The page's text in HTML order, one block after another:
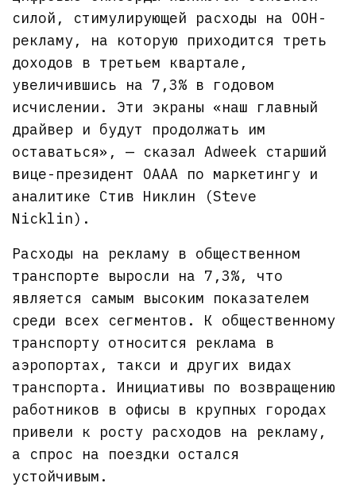
силой, стимулирующей расходы на OOH-
рекламу, на которую приходится треть
доходов в третьем квартале,
увеличившись на 7,3% в годовом
исчислении. Эти экраны «наш главный
драйвер и будут продолжать им
оставаться», — сказал Adweek старший
вице-президент OAAA по маркетингу и
аналитике Стив Никлин (Steve
Nicklin).
Расходы на рекламу в общественном
транспорте выросли на 7,3%, что
является самым высоким показателем
среди всех сегментов. К общественному
транспорту относится реклама в
аэропортах, такси и других видах
транспорта. Инициативы по возвращению
работников в офисы в крупных городах
привели к росту расходов на рекламу,
а спрос на поездки остался
устойчивым.